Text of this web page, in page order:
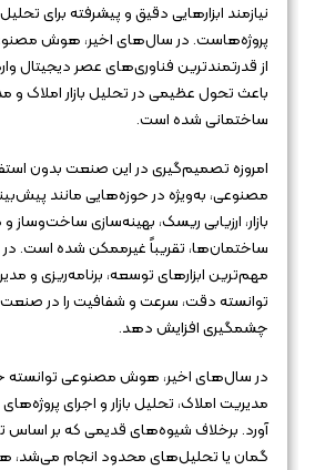
نیازمند ابزارهایی دقیق و پیشرفته برای
از قدرتمندترین فناوری‌های عصر دیجیتال
باعث تحول عظیمی در تحلیل بازار املاک و
ساختمانی شده است.
امروزه تصمیم‌گیری در این صنعت بدون
مصنوعی، به‌ویژه در حوزه‌هایی مانند
بازار، ارزیابی ریسک، بهینه‌سازی
مهم‌ترین ابزارهای توسعه، برنامه‌ریزی و
توانسته دقت، سرعت و شفافیت را در صنعت
چشمگیری افزایش دهد.
در سال‌های اخیر، هوش مصنوعی توانسته
مدیریت املاک، تحلیل بازار و اجرای
آورد. برخلاف شیوه‌های قدیمی که بر
گمان یا تحلیل‌های محدود انجام